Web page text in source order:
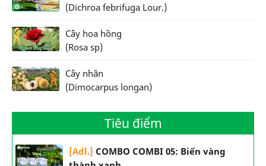
(Dichroa febrifuga Lour.)
Cây hoa hồng
(Rosa sp)
Cây nhãn
(Dimocarpus longan)
Tiêu điểm
[Adl.] COMBO COMBI 05: Biến vàng